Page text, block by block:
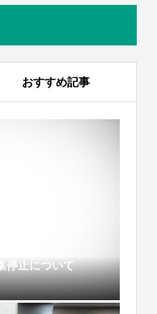
おすすめ記事
停止について